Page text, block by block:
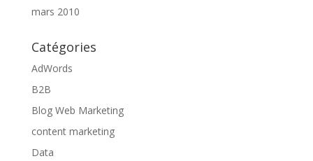
mars 2010
Catégories
AdWords
B2B
Blog Web Marketing
content marketing
Data